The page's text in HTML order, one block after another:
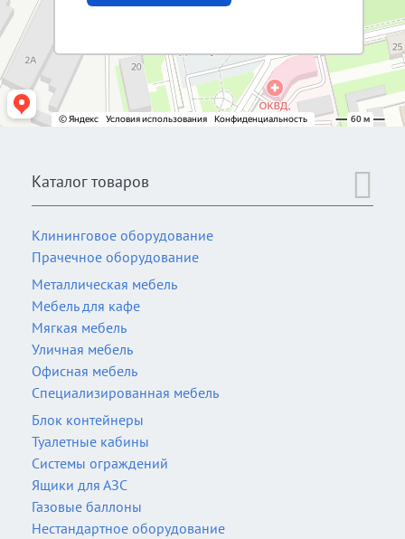
Каталог товаров
Клининговое оборудование
Прачечное оборудование
Металлическая мебель
Мебель для кафе
Мягкая мебель
Уличная мебель
Офисная мебель
Специализированная мебель
Блок контейнеры
Туалетные кабины
Системы ограждений
Ящики для АЗС
Газовые баллоны
Нестандартное оборудование